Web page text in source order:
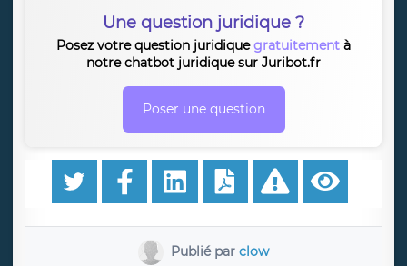
Une question juridique ?
Posez votre question juridiquegratuitement à
notre chatbot juridique sur Juribot.fr
Poser une question
Publié par clow